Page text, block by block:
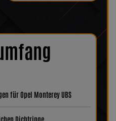
für Opel Monterey UBS
Dichtringe